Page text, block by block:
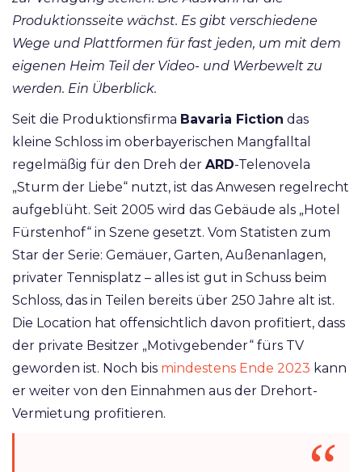
Produktionsseite wächst. Es gibt verschiedene
Wege und Plattformen für fast jeden, um mit dem
eigenen Heim Teil der Video- und Werbewelt zu
werden. Ein Überblick.
Seit die Produktionsfirma Bavaria Fiction das
kleine Schloss im oberbayerischen Mangfalltal
regelmäßig für den Dreh der ARD-Telenovela
„Sturm der Liebe“ nutzt, ist das Anwesen regelrecht
aufgeblüht. Seit 2005 wird das Gebäude als „Hotel
Fürstenhof“ in Szene gesetzt. Vom Statisten zum
Star der Serie: Gemäuer, Garten, Außenanlagen,
privater Tennisplatz – alles ist gut in Schuss beim
Schloss, das in Teilen bereits über 250 Jahre alt ist.
Die Location hat offensichtlich davon profitiert, dass
der private Besitzer „Motivgebender“ fürs TV
geworden ist. Noch bis mindestens Ende 2023 kann
er weiter von den Einnahmen aus der Drehort-
Vermietung profitieren.